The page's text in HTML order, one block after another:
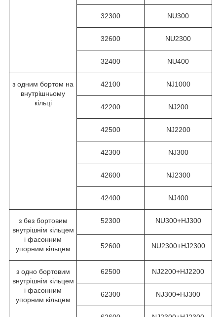
32300 NU300
32600 NU2300
32400 NU400
з одним бортом на
внутрішньому
кільці
42100 NJ1000
42200 NJ200
42500 NJ2200
42300 NJ300
42600 NJ2300
42400 NJ400
з без бортовим
внутрішнім кільцем
і фасонним
упорним кільцем
52300 NU300+HJ300
52600 NU2300+HJ2300
з одно бортовим
внутрішнім кільцем
і фасонним
упорним кільцем
62500 NJ2200+HJ2200
62300 NJ300+HJ300